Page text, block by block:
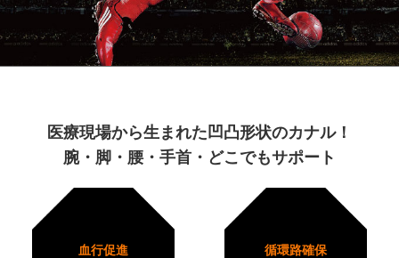
医療現場から生まれた凹凸形状のカナル！
腕・脚・腰・手首・どこでもサポート
血行促進
循環路確保